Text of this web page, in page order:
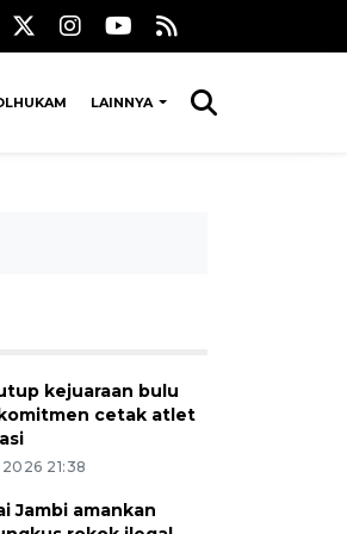
LAINNYA
kejuaraan bulu
cetak atlet
21:38
Jambi amankan